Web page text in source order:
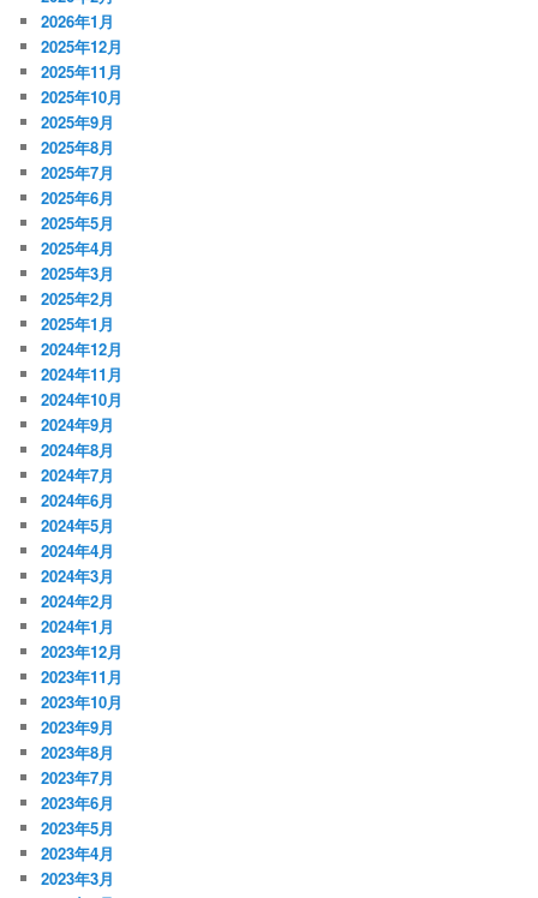
2026年1月
2025年12月
2025年11月
2025年10月
2025年9月
2025年8月
2025年7月
2025年6月
2025年5月
2025年4月
2025年3月
2025年2月
2025年1月
2024年12月
2024年11月
2024年10月
2024年9月
2024年8月
2024年7月
2024年6月
2024年5月
2024年4月
2024年3月
2024年2月
2024年1月
2023年12月
2023年11月
2023年10月
2023年9月
2023年8月
2023年7月
2023年6月
2023年5月
2023年4月
2023年3月